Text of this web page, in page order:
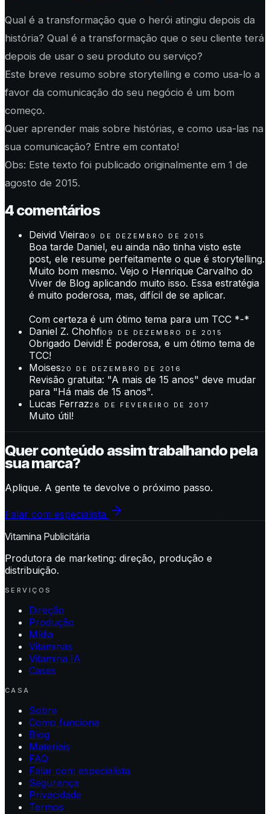
Qual é a transformação que o herói atingiu depois da
história? Qual é a transformação que o seu cliente terá
depois de usar o seu produto ou serviço?
Este breve resumo sobre storytelling e como usa-lo a
favor da comunicação do seu negócio é um bom
começo.
Quer aprender mais sobre histórias, e como usa-las na
sua comunicação? Entre em contato!
Obs: Este texto foi publicado originalmente em 1 de
agosto de 2015.
4comentários
Deivid Vieira09 DE DEZEMBRO DE 2015
Boa tarde Daniel, eu ainda não tinha visto este
post, ele resume perfeitamente o que é storytelling.
Muito bom mesmo. Vejo o Henrique Carvalho do
Viver de Blog aplicando muito isso. Essa estratégia
é muito poderosa, mas, difícil de se aplicar.
Com certeza é um ótimo tema para um TCC *-*
Daniel Z. Chohfi09 DE DEZEMBRO DE 2015
Obrigado Deivid! É poderosa, e um ótimo tema de
TCC!
Moises20 DE DEZEMBRO DE 2016
Revisão gratuita: "A mais de 15 anos" deve mudar
para "Há mais de 15 anos".
Lucas Ferraz28 DE FEVEREIRO DE 2017
Muito útil!
Quer conteúdo assim trabalhando pela
sua marca?
Aplique. A gente te devolve o próximo passo.
Falar com especialista
Vitamina Publicitária
Produtora de marketing: direção, produção e
distribuição.
SERVIÇOS
Direção
Produção
Mídia
Vitaminas
Vitamina IA
Cases
CASA
Sobre
Como funciona
Blog
Materiais
FAQ
Falar com especialista
Segurança
Privacidade
Termos